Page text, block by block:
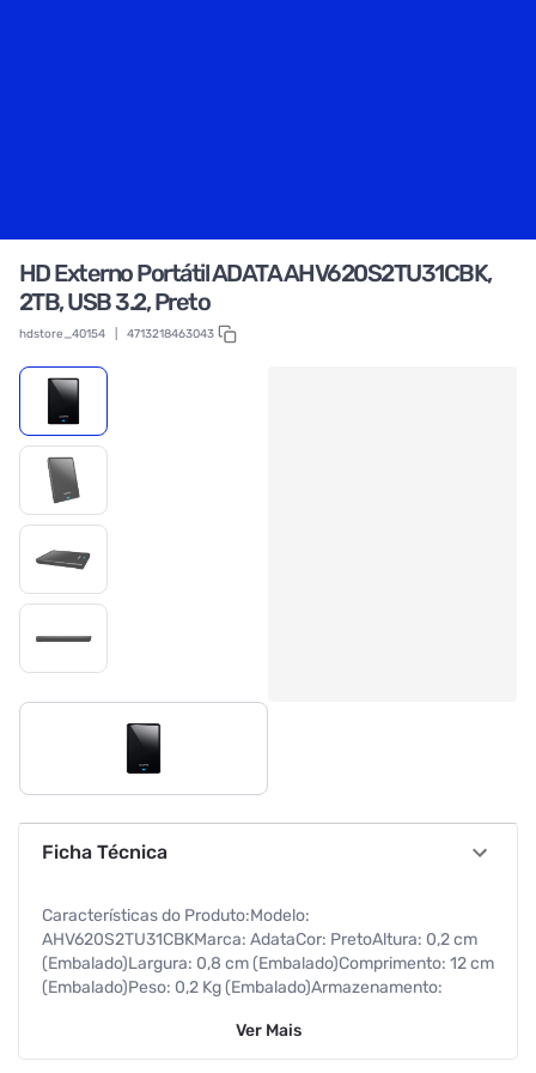
HD Externo Portátil ADATA AHV620S2TU31CBK,
2TB, USB 3.2, Preto
hdstore_40154 4713218463043
Ficha Técnica
Características do Produto:Modelo:
AHV620S2TU31CBKMarca: AdataCor: PretoAltura: 0,2 cm
(Embalado)Largura: 0,8 cm (Embalado)Comprimento: 12 cm
(Embalado)Peso: 0,2 Kg (Embalado)Armazenamento:
CBK Capacidade: 2 TB Interface: USB 3.2 Gen1 (compatível
Ver Mais